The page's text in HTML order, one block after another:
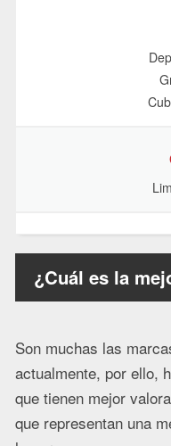
¿Cuál es la
Son muchas las
actualmente, por ello,
que tienen mejor
que representan una